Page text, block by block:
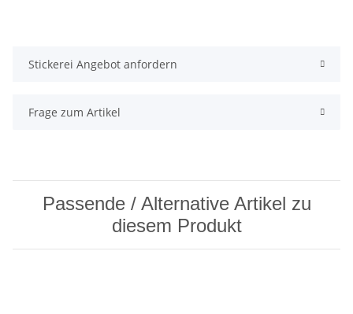
Stickerei Angebot anfordern
Frage zum Artikel
Passende / Alternative Artikel zu
diesem Produkt